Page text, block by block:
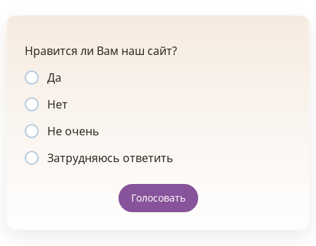
Нравится ли Вам наш сайт?
Да
Нет
Не очень
Затрудняюсь ответить
Голосовать